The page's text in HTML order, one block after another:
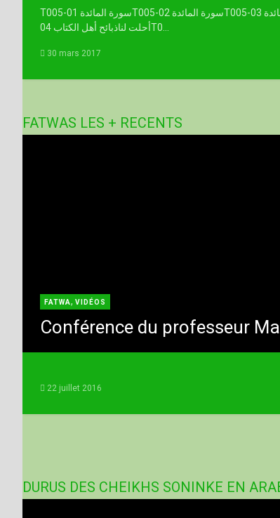
T005-01 سورة المائدةT005-02 سورة المائدةT005-03 ماحرم عليكم فى المائدةT005-03 ماحرم عليكم وماأحل الكمT005-
04 أحلت لناذبائح أهل الكتابT0...
30 mars 2017
FATWAS LES + RECENTS
FATWA, VIDÉOS
Conférence du professeur
22 juillet 2016
DURUS DES CHEIKHS SONINKE EN